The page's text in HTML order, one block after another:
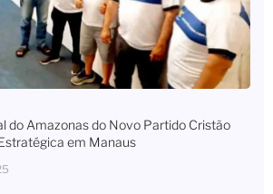
do Amazonas do Novo Partido Cristão
em Manaus